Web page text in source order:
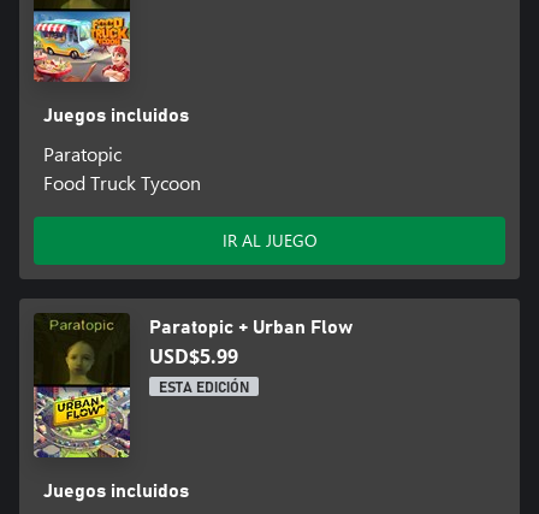
Juegos incluidos
Paratopic
Food Truck Tycoon
IR AL JUEGO
Paratopic + Urban Flow
USD$5.99
ESTA EDICIÓN
Juegos incluidos